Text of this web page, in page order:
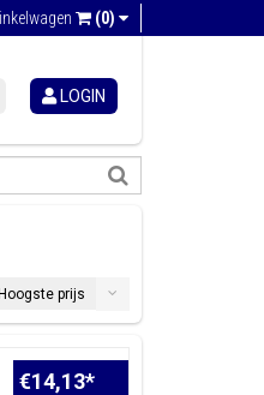
(0)
LOGIN
Hoogste prijs
€14,13*